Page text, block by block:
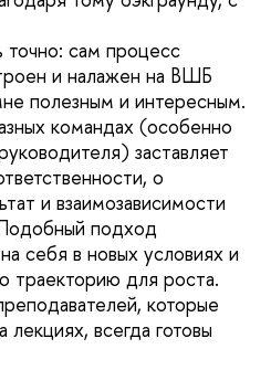
точно: сам процесс
и налажен на ВШБ
полезным и интересным.
командах (особенно
заставляет
о
и взаимозависимости
подход
себя в новых условиях и
траекторию для роста.
которые
всегда готовы